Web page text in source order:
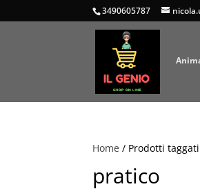
3490605787
Home / Prodotti taggati
pratico